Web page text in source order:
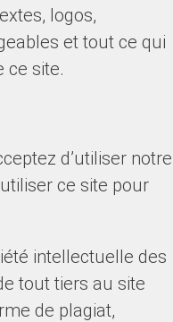
logos,
et tout ce qui
ce site.
d’utiliser notre
ce site pour
intellectuelle des
tout tiers au site
de plagiat,